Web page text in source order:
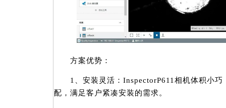
方案优势：
1、安装灵活：InspectorP611相机体积小巧
配，满足客户紧凑安装的需求。